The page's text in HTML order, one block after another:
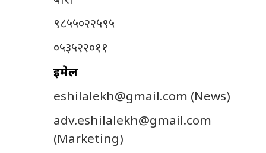
९८५५०२२५९५
०५३५२२०११
इमेल
eshilalekh@gmail.com (News)
adv.eshilalekh@gmail.com
(Marketing)